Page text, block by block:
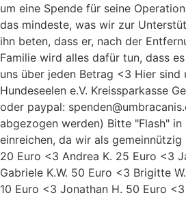
um eine Spende für seine
das mindeste, was wir zur
ihn beten, dass er, nach der
Familie wird alles dafür tun, dass
uns über jeden Betrag <3 Hier
Hundeseelen e.V. Kreissparkasse
oder paypal:
abgezogen werden) Bitte "Flash"
einreichen, da wir als
20 Euro <3 Andrea K. 25 Euro <3
Gabriele K.W. 50 Euro <3 Brigitte
10 Euro <3 Jonathan H. 50 Euro